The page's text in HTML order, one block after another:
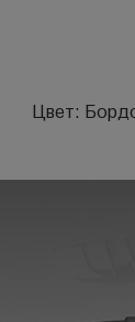
Цвет: